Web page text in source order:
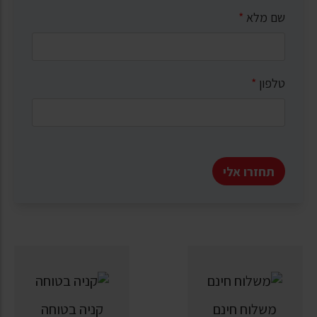
שם מלא *
טלפון *
תחזרו אלי
משלוח חינם קניה בטוחה